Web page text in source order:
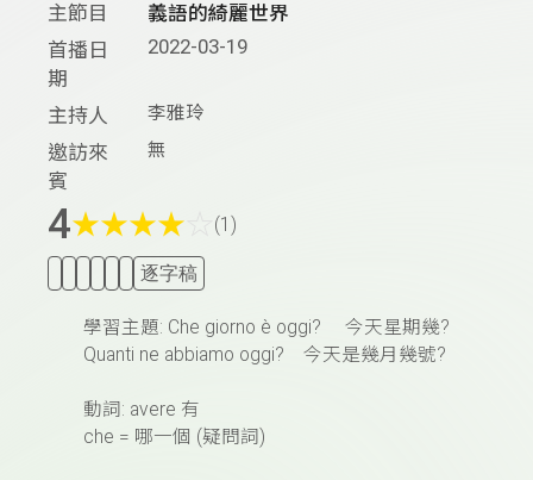
主節目
義語的綺麗世界
首播日
期
2022-03-19
主持人 李雅玲
邀訪來
賓
無
4★★★★ (1)
逐字稿
學習主題: Che giorno è oggi? 今天星期幾?
Quanti ne abbiamo oggi? 今天是幾月幾號?
動詞: avere 有
che = 哪一個 (疑問詞)